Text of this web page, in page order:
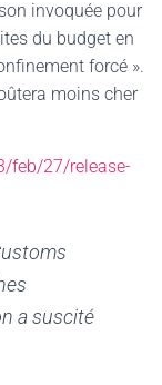
invoquée pour
du budget en
forcé ».
moins cher
feb/27/release-
a suscité